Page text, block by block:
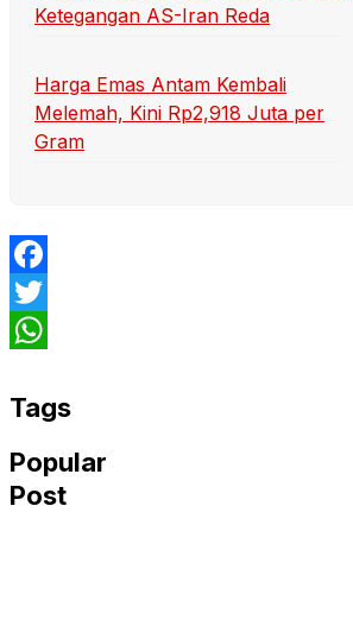
Ketegangan AS-Iran Reda
Harga Emas Antam Kembali
Melemah, Kini Rp2,918 Juta per
Gram
Facebook
Twitter
Tags
Popular
Post